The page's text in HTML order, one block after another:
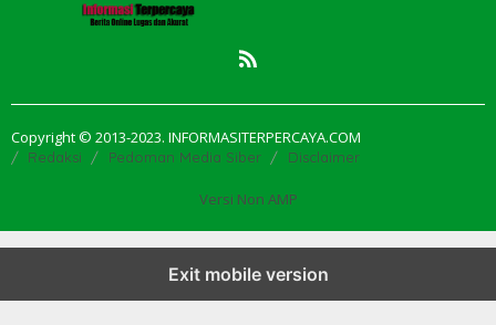
Copyright © 2013-2023. INFORMASITERPERCAYA.COM
Redaksi Pedoman Media Siber Disclaimer
Versi Non AMP
Exit mobile version